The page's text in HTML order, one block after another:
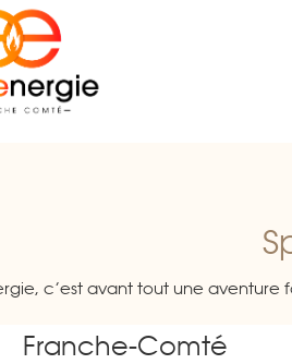
c’est avant tout une
Franche-Comté